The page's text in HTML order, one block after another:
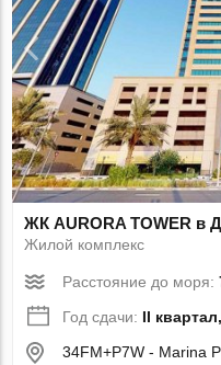
ЖК AURORA TOWER в
Жилой комплекс
Расстояние до моря:
Год сдачи: II
34FM+P7W - Marina